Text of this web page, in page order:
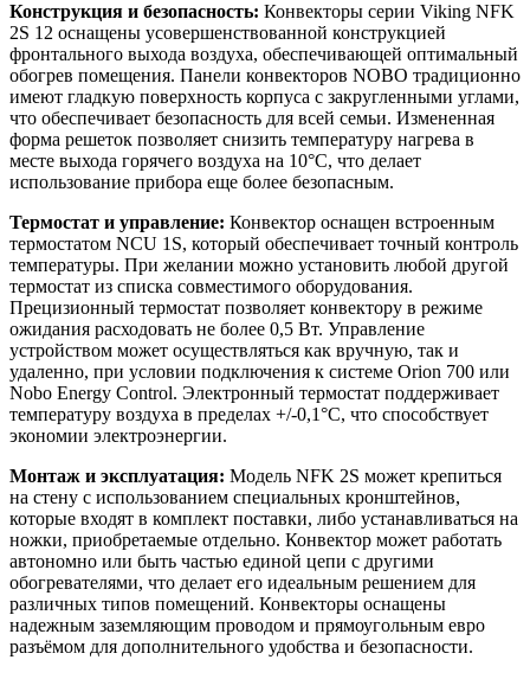
Конструкция и безопасность: Конвекторы серии Viking NFK
2S 12 оснащены усовершенствованной конструкцией
фронтального выхода воздуха, обеспечивающей оптимальный
обогрев помещения. Панели конвекторов NOBO традиционно
имеют гладкую поверхность корпуса с закругленными углами,
что обеспечивает безопасность для всей семьи. Измененная
форма решеток позволяет снизить температуру нагрева в
месте выхода горячего воздуха на 10°С, что делает
использование прибора еще более безопасным.
Термостат и управление: Конвектор оснащен встроенным
термостатом NCU 1S, который обеспечивает точный контроль
температуры. При желании можно установить любой другой
термостат из списка совместимого оборудования.
Прецизионный термостат позволяет конвектору в режиме
ожидания расходовать не более 0,5 Вт. Управление
устройством может осуществляться как вручную, так и
удаленно, при условии подключения к системе Orion 700 или
Nobo Energy Control. Электронный термостат поддерживает
температуру воздуха в пределах +/-0,1°С, что способствует
экономии электроэнергии.
Монтаж и эксплуатация: Модель NFK 2S может крепиться
на стену с использованием специальных кронштейнов,
которые входят в комплект поставки, либо устанавливаться на
ножки, приобретаемые отдельно. Конвектор может работать
автономно или быть частью единой цепи с другими
обогревателями, что делает его идеальным решением для
различных типов помещений. Конвекторы оснащены
надежным заземляющим проводом и прямоугольным евро
разъёмом для дополнительного удобства и безопасности.